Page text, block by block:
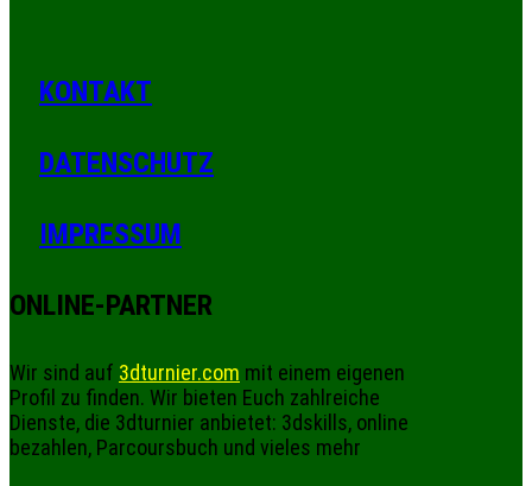
KONTAKT
DATENSCHUTZ
IMPRESSUM
ONLINE-PARTNER
Wir sind auf 3dturnier.com mit einem eigenen
Profil zu finden. Wir bieten Euch zahlreiche
Dienste, die 3dturnier anbietet: 3dskills, online
bezahlen, Parcoursbuch und vieles mehr